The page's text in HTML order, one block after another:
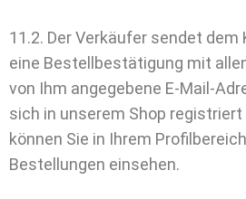
11.2. Der Verkäufer sendet dem
eine Bestellbestätigung mit
von Ihm angegebene E-Mail-
sich in unserem Shop
können Sie in Ihrem
Bestellungen einsehen.